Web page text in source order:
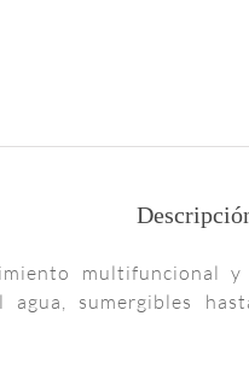
una
de
metales
multifuncional
sumergibles